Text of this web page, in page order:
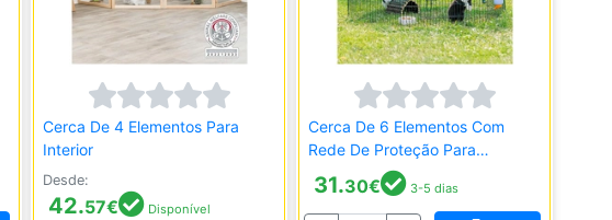
Cerca De 4 Elementos Para
Interior
Desde:
42.57€ Disponível
Cerca De 6 Elementos Com
Rede De Proteção Para
Pequenos Roedores
31.30€ 3-5 dias